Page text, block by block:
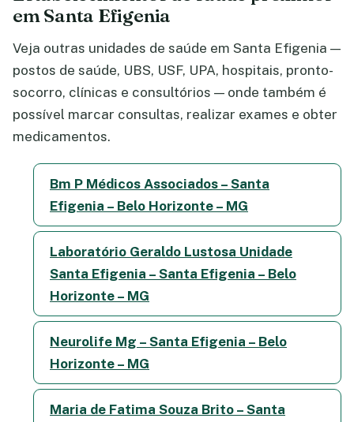
em Santa Efigenia
Veja outras unidades de saúde em Santa Efigenia —
postos de saúde, UBS, USF, UPA, hospitais, pronto-
socorro, clínicas e consultórios — onde também é
possível marcar consultas, realizar exames e obter
medicamentos.
Bm P Médicos Associados – Santa
Efigenia – Belo Horizonte – MG
Laboratório Geraldo Lustosa Unidade
Santa Efigenia – Santa Efigenia – Belo
Horizonte – MG
Neurolife Mg – Santa Efigenia – Belo
Horizonte – MG
Maria de Fatima Souza Brito – Santa